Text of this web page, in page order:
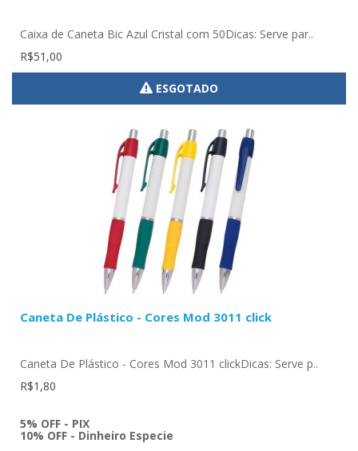
Caixa de Caneta Bic Azul Cristal com 50Dicas: Serve par..
R$51,00
ESGOTADO
Caneta De Plástico - Cores Mod 3011 click
Caneta De Plástico - Cores Mod 3011 clickDicas: Serve p..
R$1,80
5% OFF - PIX
10% OFF - Dinheiro Especie